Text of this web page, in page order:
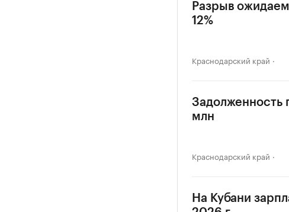
Разрыв
12%
Краснодарский край
Задолженность
млн
Краснодарский край
На Кубани